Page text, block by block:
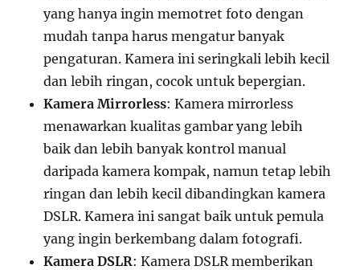
yang hanya ingin memotret foto dengan
mudah tanpa harus mengatur banyak
pengaturan. Kamera ini seringkali lebih kecil
dan lebih ringan, cocok untuk bepergian.
Kamera Mirrorless: Kamera mirrorless
menawarkan kualitas gambar yang lebih
baik dan lebih banyak kontrol manual
daripada kamera kompak, namun tetap lebih
ringan dan lebih kecil dibandingkan kamera
DSLR. Kamera ini sangat baik untuk pemula
yang ingin berkembang dalam fotografi.
Kamera DSLR: Kamera DSLR memberikan